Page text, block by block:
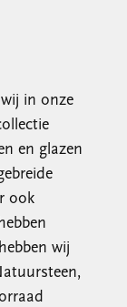
in onze
en glazen
ook
hebben wij